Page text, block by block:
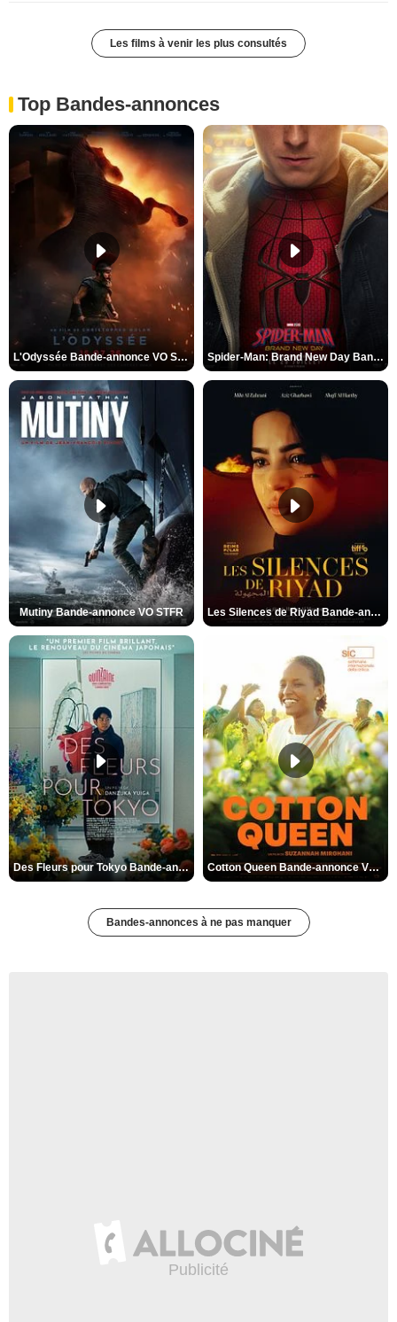
Les films à venir les plus consultés
Top Bandes-annonces
L'Odyssée Bande-annonce VO STFR Spider-Man: Brand New Day Bande-annonce VO STFR
Mutiny Bande-annonce VO STFR Les Silences de Riyad Bande-annonce VO STFR
Des Fleurs pour Tokyo Bande-annonce VO STFR Cotton Queen Bande-annonce VO STFR
Bandes-annonces à ne pas manquer